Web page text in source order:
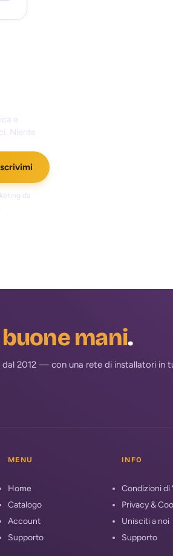
e
Niente
da
.
mani.
2012 — con una rete di installatori in
MENU
Home
Catalogo
Account
Supporto
INFO
Condizioni di
Privacy &
Unisciti a noi
Supporto